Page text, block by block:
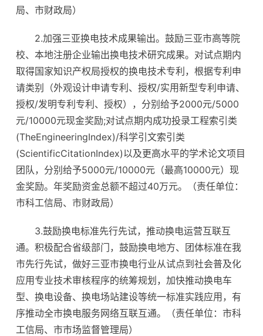
局、市财政局）
2.加强三亚换电技术成果输出。鼓励三亚市高等院
校、本地注册企业输出换电技术研究成果。对试点期内
取得国家知识产权局授权的换电技术专利，根据专利申
请类别（外观设计申请专利、授权/实用新型专利申请、
授权/发明专利专利、授权），分别给予2000元/5000
元/10000元现金奖励;对试点期内成功投录工程索引类
(TheEngineeringIndex)/科学引文索引类
(ScientificCitationIndex)以及更高水平的学术论文项目
团队，分别给予5000元/10000元（最高10000元）现
金奖励。年奖励资金总额不超过40万元。（责任单位：
市科工信局、市财政局）
3.鼓励换电标准先行先试，推动换电运营互联互
通。积极配合省级部门，鼓励换电地方、团体标准在我
市先行先试，做好三亚市换电行业从试点到社会普及化
应用专业技术审核程序的统筹规划，加快推动换电车
型、换电设备、换电场站建设等统一标准实践应用，有
序推动全市换电服务网络互联互通。（责任单位：市科
工信局、市市场监督管理局）